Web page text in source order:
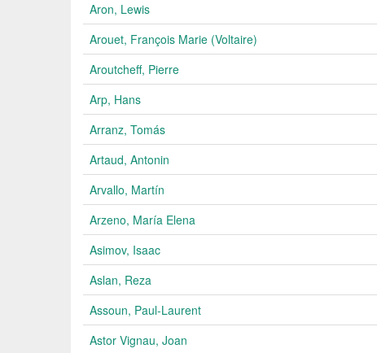
Aron, Lewis
Arouet, François Marie (Voltaire)
Aroutcheff, Pierre
Arp, Hans
Arranz, Tomás
Artaud, Antonin
Arvallo, Martín
Arzeno, María Elena
Asimov, Isaac
Aslan, Reza
Assoun, Paul-Laurent
Astor Vignau, Joan